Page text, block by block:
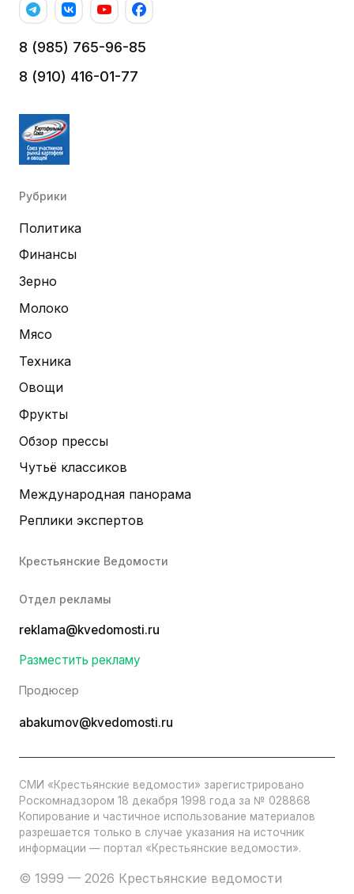
8 (985) 765-96-85
8 (910) 416-01-77
Рубрики
Политика
Финансы
Зерно
Молоко
Мясо
Техника
Овощи
Фрукты
Обзор прессы
Чутьё классиков
Международная панорама
Реплики экспертов
Крестьянские Ведомости
Отдел рекламы
reklama@kvedomosti.ru
Разместить рекламу
Продюсер
abakumov@kvedomosti.ru
СМИ «Крестьянские ведомости» зарегистрировано
Роскомнадзором 18 декабря 1998 года за № 028868
Копирование и частичное использование материалов
разрешается только в случае указания на источник
информации — портал «Крестьянские ведомости».
© 1999 — 2026 Крестьянские ведомости